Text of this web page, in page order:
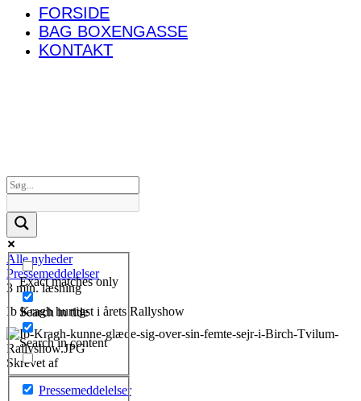
FORSIDE
BAG BOXENGASSE
KONTAKT
Exact matches only
Search in title
Search in content
Alle nyheder
Pressemeddelelser
3 min. læsning
Ib Kragh hurtigst i årets Rallyshow
Skrevet af
Pressemeddelelser